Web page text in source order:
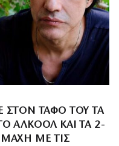
ΣΤΟΝ ΤΆΦΟ ΤΟΥ ΤΑ
ΑΛΚΟΌΛ ΚΑΙ ΤΑ 2-
ΜΕ ΤΙΣ